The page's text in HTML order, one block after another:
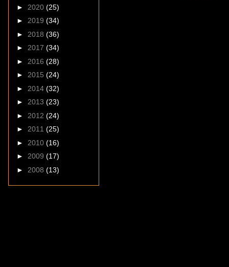
► 2020 (25)
► 2019 (34)
► 2018 (36)
► 2017 (34)
► 2016 (28)
► 2015 (24)
► 2014 (32)
► 2013 (23)
► 2012 (24)
► 2011 (25)
► 2010 (16)
► 2009 (17)
► 2008 (13)